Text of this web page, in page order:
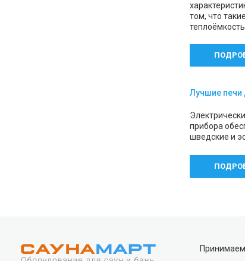
том, что
Лучшие печи
прибора
шведские и